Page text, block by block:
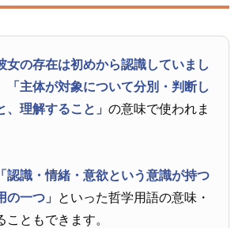
女の存在は初めから認識していまし
「主体が対象について分別・判断し
、理解すること」の意味で使われま
「認識・情緒・意欲という意識が持つ
の一つ」 といった哲学用語の意味・
こともできます。